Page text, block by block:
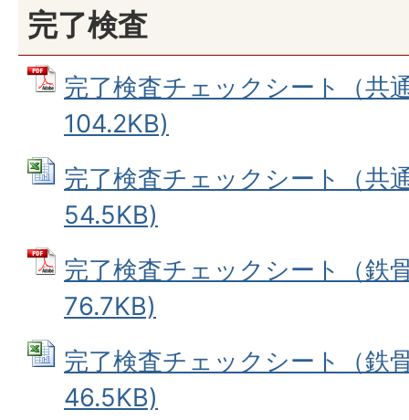
完了検査
完了検査チェックシート（共
104.2KB)
完了検査チェックシート（共
54.5KB)
完了検査チェックシート（鉄
76.7KB)
完了検査チェックシート（鉄
46.5KB)